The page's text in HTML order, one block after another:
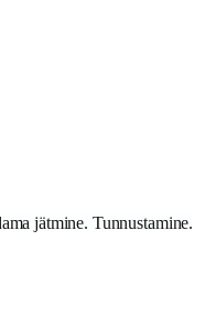
jätmine. Tunnustamine.